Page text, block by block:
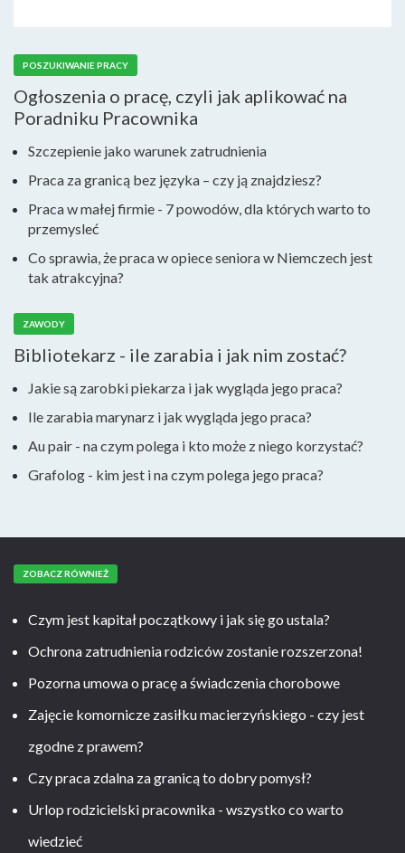
POSZUKIWANIE PRACY
Ogłoszenia o pracę, czyli jak aplikować na
Poradniku Pracownika
Szczepienie jako warunek zatrudnienia
Praca za granicą bez języka – czy ją znajdziesz?
Praca w małej firmie - 7 powodów, dla których warto to
przemysleć
Co sprawia, że praca w opiece seniora w Niemczech jest
tak atrakcyjna?
ZAWODY
Bibliotekarz - ile zarabia i jak nim zostać?
Jakie są zarobki piekarza i jak wygląda jego praca?
Ile zarabia marynarz i jak wygląda jego praca?
Au pair - na czym polega i kto może z niego korzystać?
Grafolog - kim jest i na czym polega jego praca?
ZOBACZ RÓWNIEŻ
Czym jest kapitał początkowy i jak się go ustala?
Ochrona zatrudnienia rodziców zostanie rozszerzona!
Pozorna umowa o pracę a świadczenia chorobowe
Zajęcie komornicze zasiłku macierzyńskiego - czy jest
zgodne z prawem?
Czy praca zdalna za granicą to dobry pomysł?
Urlop rodzicielski pracownika - wszystko co warto
wiedzieć